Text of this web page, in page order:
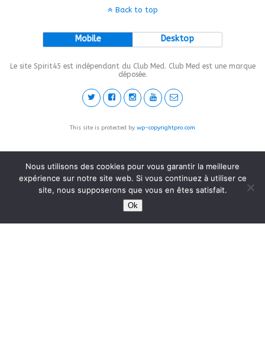
Back to top
Mobile Desktop
Le site Spirit45 est indépendant du Club Med. Club Med est une marque
déposée.
This site is protected by wp-copyrightpro.com
Nous utilisons des cookies pour vous garantir la meilleure
expérience sur notre site web. Si vous continuez à utiliser ce
site, nous supposerons que vous en êtes satisfait.
Ok